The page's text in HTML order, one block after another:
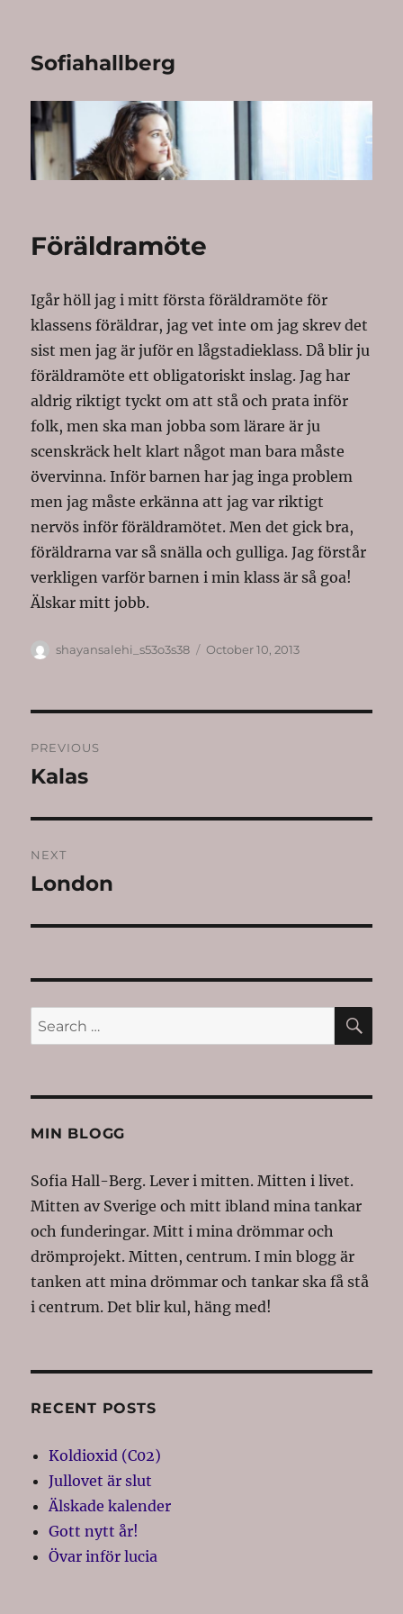
Sofiahallberg
Föräldramöte
Igår höll jag i mitt första föräldramöte för
klassens föräldrar, jag vet inte om jag skrev det
sist men jag är juför en lågstadieklass. Då blir ju
föräldramöte ett obligatoriskt inslag. Jag har
aldrig riktigt tyckt om att stå och prata inför
folk, men ska man jobba som lärare är ju
scenskräck helt klart något man bara måste
övervinna. Inför barnen har jag inga problem
men jag måste erkänna att jag var riktigt
nervös inför föräldramötet. Men det gick bra,
föräldrarna var så snälla och gulliga. Jag förstår
verkligen varför barnen i min klass är så goa!
Älskar mitt jobb.
Author
shayansalehi_s53o3s38
Posted
October 10, 2013
navigation
PREVIOUS
Previous
Kalas
NEXT
Next
London
Search
for:
MIN BLOGG
Sofia Hall-Berg. Lever i mitten. Mitten i livet.
Mitten av Sverige och mitt ibland mina tankar
och funderingar. Mitt i mina drömmar och
drömprojekt. Mitten, centrum. I min blogg är
tanken att mina drömmar och tankar ska få stå
i centrum. Det blir kul, häng med!
RECENT POSTS
Koldioxid (C02)
Jullovet är slut
Älskade kalender
Gott nytt år!
Övar inför lucia